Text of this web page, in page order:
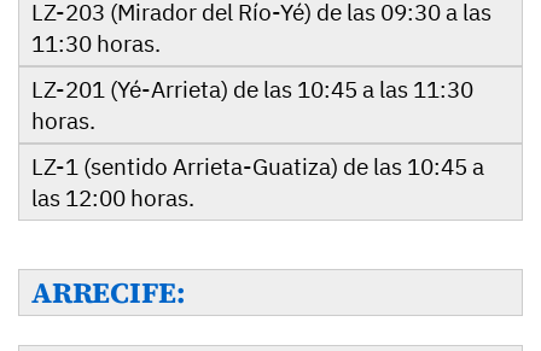
LZ-203 (Mirador del Río-Yé) de las 09:30 a las
11:30 horas.
LZ-201 (Yé-Arrieta) de las 10:45 a las 11:30
horas.
LZ-1 (sentido Arrieta-Guatiza) de las 10:45 a
las 12:00 horas.
ARRECIFE: